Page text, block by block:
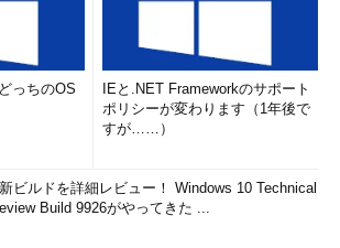
) バッファオーバーラン
wiki/バッファオーバーラン
at security bugs
blog/2012/06/26/different-
っちのOS
IEと.NET Frameworkのサポート
ポリシーが変わります（1年後で
すが……）
ビルドを詳細レビュー！ Windows 10 Technical
Build 9926がやってきた ...